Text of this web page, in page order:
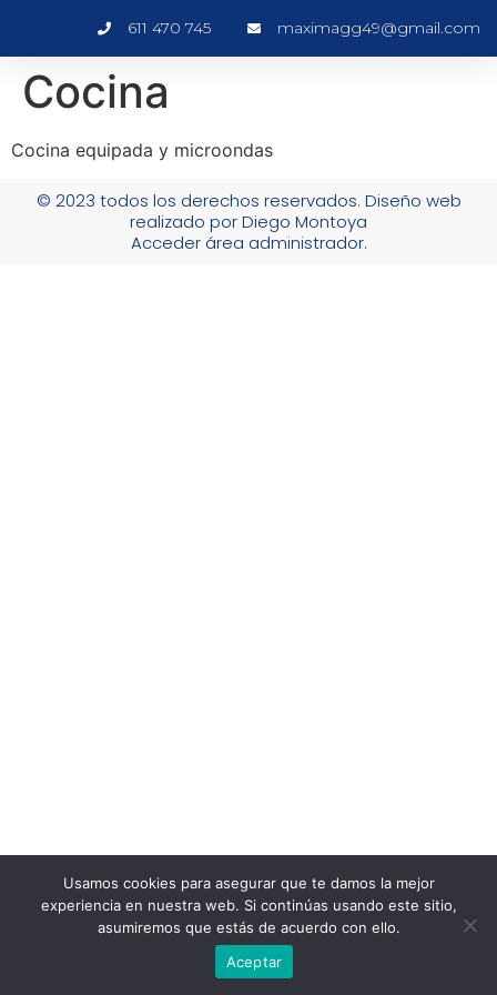
611 470 745 maximagg49@gmail.com
Cocina
Cocina equipada y microondas
© 2023 todos los derechos reservados. Diseño web
realizado por Diego Montoya
Acceder área administrador.
Usamos cookies para asegurar que te damos la mejor
experiencia en nuestra web. Si continúas usando este sitio,
asumiremos que estás de acuerdo con ello.
Aceptar